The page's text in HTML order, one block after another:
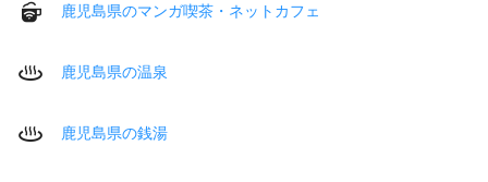
鹿児島県のマンガ喫茶・ネットカフェ
鹿児島県の温泉
鹿児島県の銭湯